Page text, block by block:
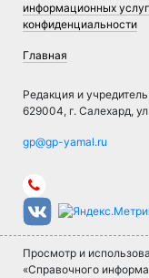
информационных услуг
конфиденциальности
Главная
Редакция и
629004, г. Салехард,
Просмотр и
«Справочного